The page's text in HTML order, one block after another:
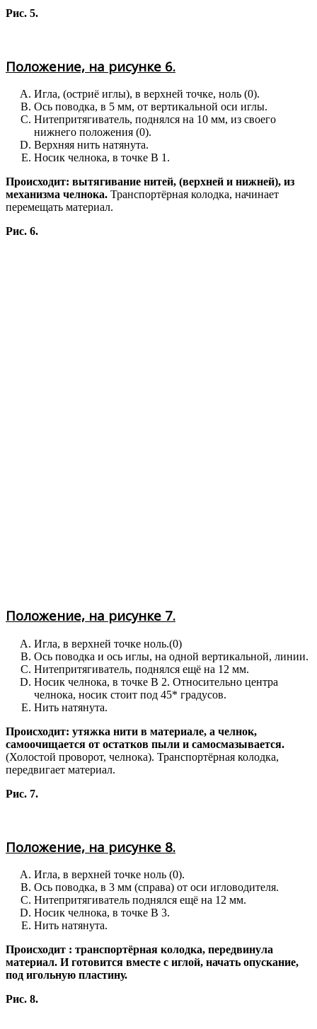
Рис. 5.
Положение, на рисунке 6.
Игла, (остриё иглы), в верхней точке, ноль (0).
Ось поводка, в 5 мм, от вертикальной оси иглы.
Нитепритягиватель, поднялся на 10 мм, из своего
нижнего положения (0).
Верхняя нить натянута.
Носик челнока, в точке В 1.
Происходит: вытягивание нитей, (верхней и нижней), из
механизма челнока. Транспортёрная колодка, начинает
перемещать материал.
Рис. 6.
Положение, на рисунке 7.
Игла, в верхней точке ноль.(0)
Ось поводка и ось иглы, на одной вертикальной, линии.
Нитепритягиватель, поднялся ещё на 12 мм.
Носик челнока, в точке В 2. Относительно центра
челнока, носик стоит под 45* градусов.
Нить натянута.
Происходит: утяжка нити в материале, а челнок,
самоочищается от остатков пыли и самосмазывается.
(Холостой проворот, челнока). Транспортёрная колодка,
передвигает материал.
Рис. 7.
Положение, на рисунке 8.
Игла, в верхней точке ноль (0).
Ось поводка, в 3 мм (справа) от оси игловодителя.
Нитепритягиватель поднялся ещё на 12 мм.
Носик челнока, в точке В 3.
Нить натянута.
Происходит : транспортёрная колодка, передвинула
материал. И готовится вместе с иглой, начать опускание,
под игольную пластину.
Рис. 8.